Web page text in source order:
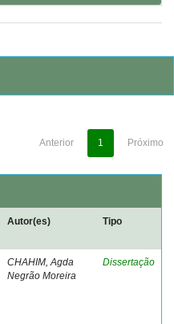
Anterior 1 Próximo
Autor(es) Tipo
CHAHIM, Agda
Negrão Moreira
Dissertação